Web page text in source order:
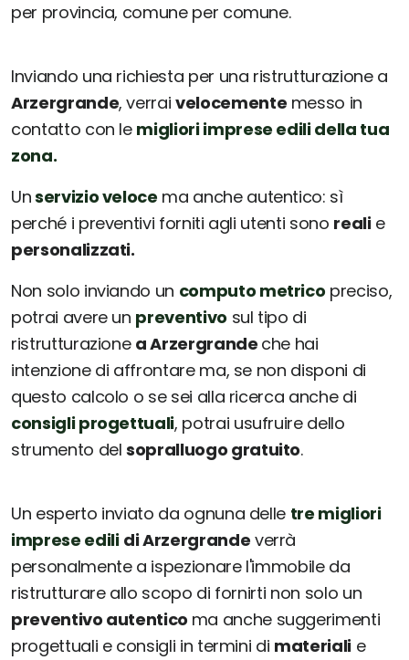
per provincia, comune per comune.
Inviando una richiesta per una ristrutturazione a
Arzergrande, verraivelocemente messo in
contatto con le migliori imprese edili della tua
zona.
Unservizio veloce ma anche autentico: sì
perché i preventivi forniti agli utenti sono realie
personalizzati.
Non solo inviando un computo metrico preciso,
potrai avere un preventivo sul tipo di
ristrutturazione a Arzergrande che hai
intenzione di affrontare ma, se non disponi di
questo calcolo o se sei alla ricerca anche di
consigli progettuali, potrai usufruire dello
strumento delsopralluogo gratuito.
Un esperto inviato da ognuna delle tre migliori
imprese edili di Arzergrande verrà
personalmente a ispezionare l'immobile da
ristrutturare allo scopo di fornirti non solo un
preventivo autentico ma anche suggerimenti
progettuali e consigli in termini di materialie